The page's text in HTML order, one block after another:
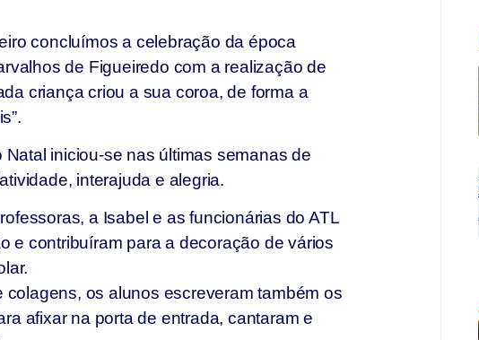
concluímos a celebração da época
de Figueiredo com a realização de
criança criou a sua coroa, de forma a
iniciou-se nas últimas semanas de
interajuda e alegria.
a Isabel e as funcionárias do ATL
e contribuíram para a decoração de vários
colagens, os alunos escreveram também os
afixar na porta de entrada, cantaram e